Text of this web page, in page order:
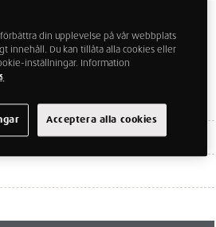
131 60 Nacka
din upplevelse på vår webbplats
innehåll. Du kan tillåta alla cookies eller
inställningar. Information
Acceptera alla cookies